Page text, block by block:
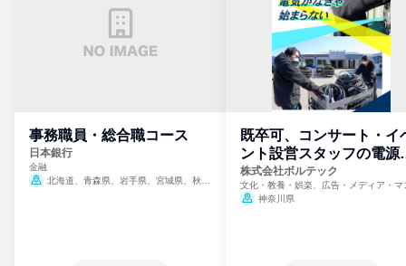
事務職員・総合職コース
日本銀行
金融
北海道、青森県、岩手県、宮城県、秋田
既卒可、コンサート・イ
ント設営スタッフの電源
門
株式会社ボルテック
文化・教養・娯楽、広告・メディア・マ
ミ、電力・ガス・水道・エネルギー
神奈川県